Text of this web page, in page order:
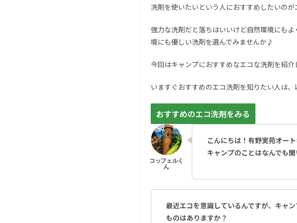
洗剤を使いたいという人におすすめしたいの
強力な洗剤だと落ちはいいけど自然環境にも
境にも優しい洗剤を選んでみませんか♪
今回はキャンプにおすすめなエコな洗剤を紹介
いますぐおすすめのエコ洗剤を知りたい人は
おすすめのエコ洗剤をみる
こんにちは！有野実苑オー
キャンプのことはなんでも聞
最近エコを意識しているんですが、キャ
ものはありますか？